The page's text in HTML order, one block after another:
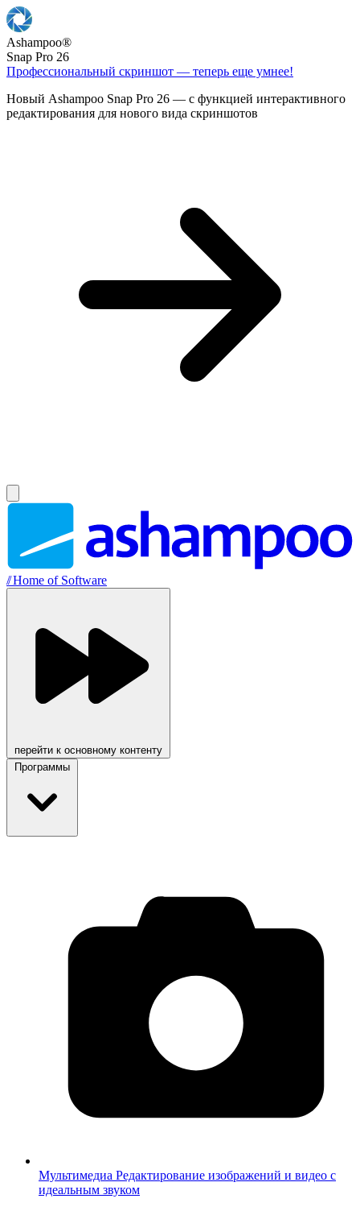
Ashampoo®
Snap Pro 26
Профессиональный скриншот — теперь еще умнее!
Новый Ashampoo Snap Pro 26 — с функцией интерактивного
редактирования для нового вида скриншотов
//Home of Software
перейти к основному контенту
Программы
Мультимедиа Редактирование изображений и видео с
идеальным звуком